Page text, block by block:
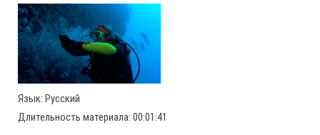
Язык: Русский
Длительность материала: 00:01:41